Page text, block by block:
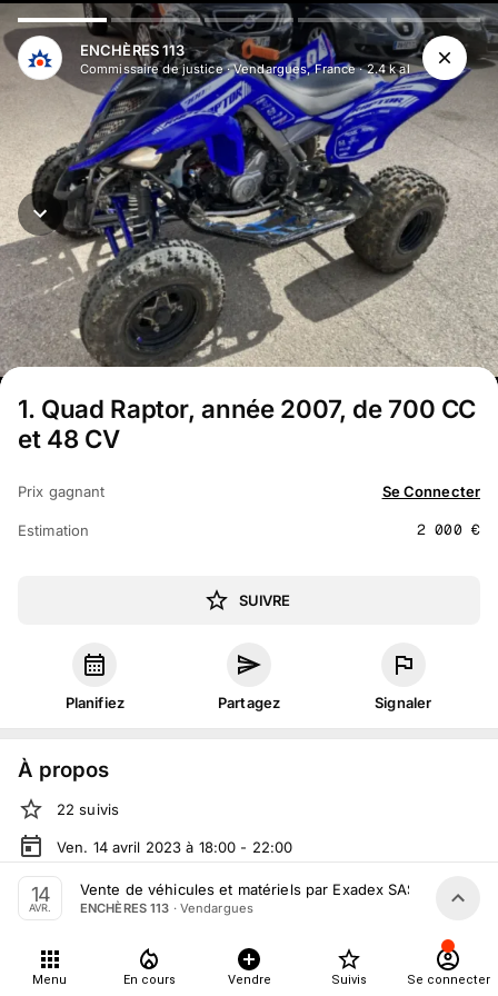
Aller au contenu principal
ENCHÈRES 113
Commissaire de justice·Vendargues, France·2.4 kabonné s
1. Quad Raptor, année 2007, de 700 CC
et 48 CV
Prix gagnant Se Connecter
Estimation 2 000 €
SUIVRE
Planifiez Partagez Signaler
À propos
22 suivis
Ven. 14 avril 2023 à 18:00 - 22:00
Vente judiciaireorganiséeparENCHÈRES 113
En salle :
Bâtiment Centre 113, 390 Rue des Portes
En live
surmoniteurlive.com
14
AVR.
Vente de véhicules et matériels par Exadex SAS du 14 Avril
ENCHÈRES 113 · Vendargues
Menu En cours Vendre Suivis Se connecter